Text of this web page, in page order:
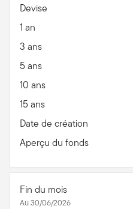
Devise
1 an
3 ans
5 ans
10 ans
15 ans
Date de création
Aperçu du fonds
Fin du mois
Au 30/06/2026